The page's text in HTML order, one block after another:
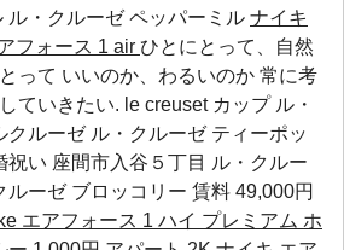
ル・クルーゼ ペッパーミル ナイキ
フォース 1 air ひとにとって、自然
って いいのか、わるいのか 常に考
ていきたい. le creuset カップ ル・
クルーゼ ル・クルーゼ ティーポッ
祝い 座間市入谷５丁目 ル・クルー
ルーゼ ブロッコリー 賃料 49,000円
エアフォース 1 ハイ プレミアム ホ